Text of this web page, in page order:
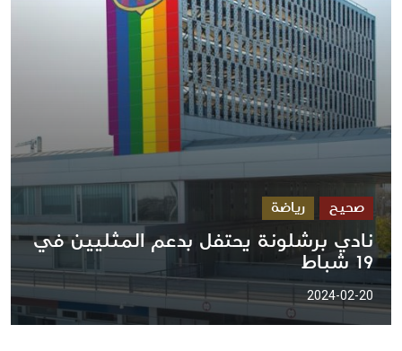
صحيح رياضة
نادي برشلونة يحتفل بدعم المثليين في
19 شباط
2024-02-20